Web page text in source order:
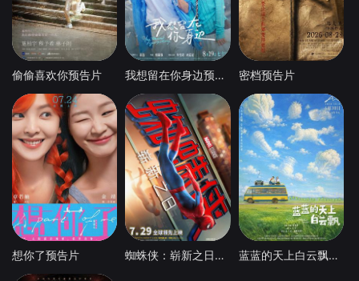
偷偷喜欢你预告片 我想留在你身边预告片 密档预告片
想你了预告片 蜘蛛侠：崭新之日预告片 蓝蓝的天上白云飘预告片